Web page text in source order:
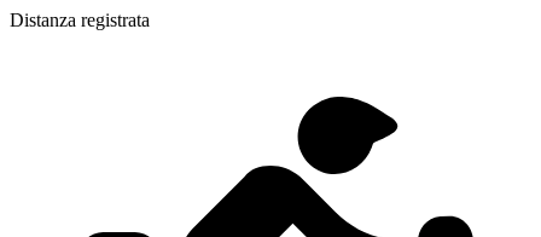
Distanza registrata